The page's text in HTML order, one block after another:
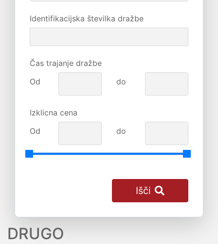
Identifikacijska številka dražbe
Čas trajanje dražbe
Od
do
Izklicna cena
Od
do
Išči
DRUGO